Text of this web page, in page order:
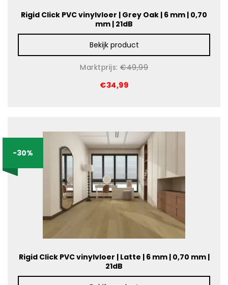
Rigid Click PVC vinylvloer | Grey Oak | 6 mm | 0,70
mm | 21dB
Bekijk product
Marktprijs: €49,99
€34,99
Rigid Click PVC vinylvloer | Latte | 6 mm | 0,70 mm |
21dB
-30%